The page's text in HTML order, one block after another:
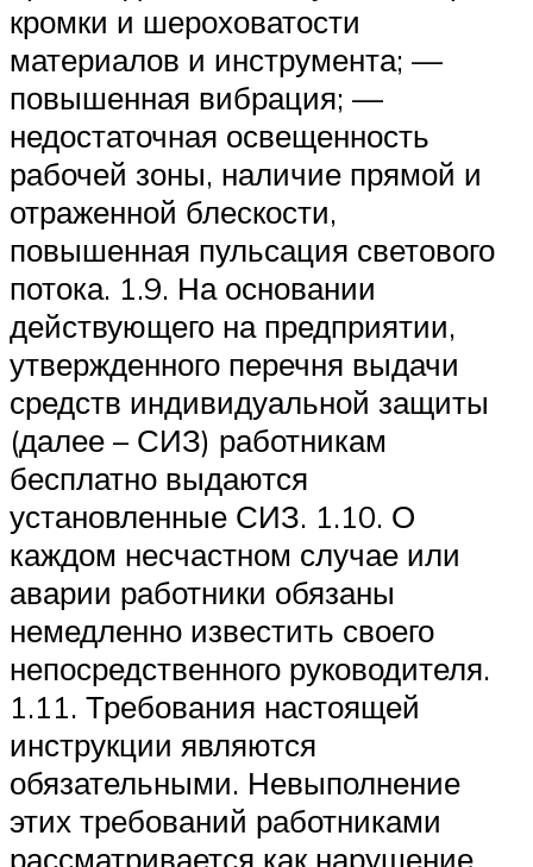
кромки и шероховатости
материалов и инструмента; —
повышенная вибрация; —
недостаточная освещенность
рабочей зоны, наличие прямой и
отраженной блескости,
повышенная пульсация светового
потока. 1.9. На основании
действующего на предприятии,
утвержденного перечня выдачи
средств индивидуальной защиты
(далее – СИЗ) работникам
бесплатно выдаются
установленные СИЗ. 1.10. О
каждом несчастном случае или
аварии работники обязаны
немедленно известить своего
непосредственного руководителя.
1.11. Требования настоящей
инструкции являются
обязательными. Невыполнение
этих требований работниками
рассматривается как нарушение